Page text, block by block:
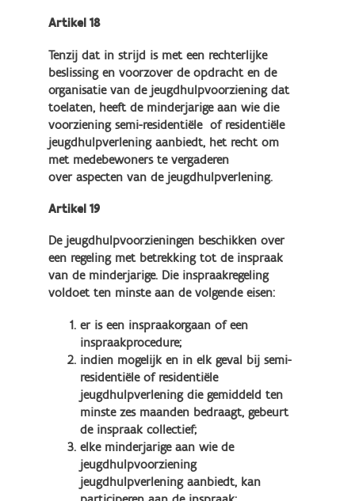
Artikel 18
Tenzij dat in strijd is met een rechterlijke
beslissing en voorzover de opdracht en de
organisatie van de jeugdhulpvoorziening dat
toelaten, heeft de minderjarige aan wie die
voorziening semi-residentiële of residentiële
jeugdhulpverlening aanbiedt, het recht om
met medebewoners te vergaderen
over aspecten van de jeugdhulpverlening.
Artikel 19
De jeugdhulpvoorzieningen beschikken over
een regeling met betrekking tot de inspraak
van de minderjarige. Die inspraakregeling
voldoet ten minste aan de volgende eisen:
er is een inspraakorgaan of een
inspraakprocedure;
indien mogelijk en in elk geval bij semi-
residentiële of residentiële
jeugdhulpverlening die gemiddeld ten
minste zes maanden bedraagt, gebeurt
de inspraak collectief;
elke minderjarige aan wie de
jeugdhulpvoorziening
jeugdhulpverlening aanbiedt, kan